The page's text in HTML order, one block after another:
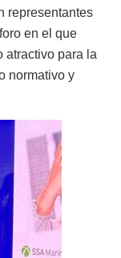
representantes
en el que
atractivo para la
normativo y